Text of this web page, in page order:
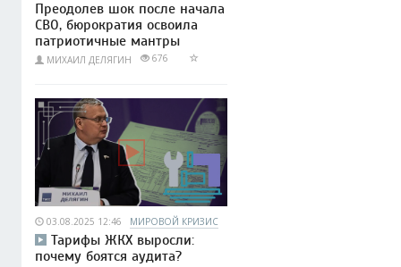
Преодолев шок после начала
СВО, бюрократия освоила
патриотичные мантры
МИХАИЛ ДЕЛЯГИН 676
03.08.2025 12:46 МИРОВОЙ КРИЗИС
Тарифы ЖКХ выросли:
почему боятся аудита?